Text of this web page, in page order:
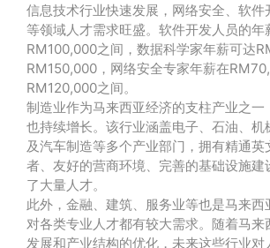
信息技术行业快速发展，网络安全、软件
等领域人才需求旺盛。软件开发人员的
RM100,000之间，数据科学家年薪可达
RM150,000，网络安全专家年薪在
RM120,000之间。
制造业作为马来西亚经济的支柱产业之一
也持续增长。该行业涵盖电子、石油、机
及汽车制造等多个产业部门，拥有精通英
者、友好的营商环境、完善的基础设施建
了大量人才。
此外，金融、建筑、服务业等也是马来西
对各类专业人才都有较大需求。随着马来
发展和产业结构的优化，未来这些行业对